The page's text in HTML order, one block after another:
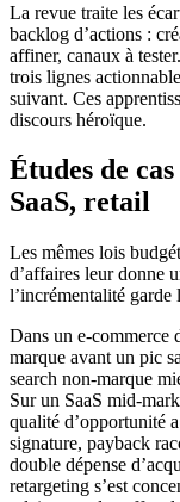
La revue traite les
backlog d’actions :
affiner, canaux à
trois lignes
suivant. Ces
discours héroïque.
Études de
SaaS, retail
Les mêmes lois
d’affaires leur donne
l’incrémentalité garde
Dans un e-commerce
marque avant un pic
search non-marque
Sur un SaaS mid-
qualité d’opportunité
signature, payback
double dépense
retargeting s’est